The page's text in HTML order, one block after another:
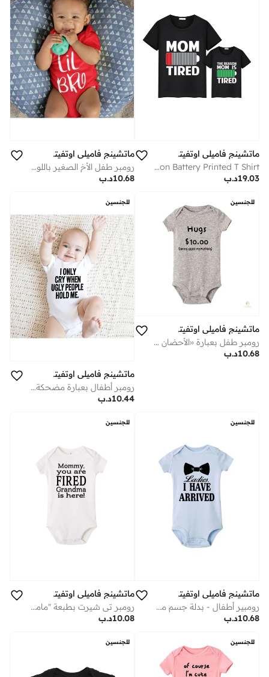
ماتشينج فاميلي اوتفيتس
Mother Son Battery Printed T Shirt
د.ب19.03
ماتشينج فاميلي اوتفيتس
رومبر طفل الأخ الصغير باللون الأحمر – بدلة رضّع مضحكة بطباعة «الأخ الصغير»، مصنوعة من قطن ناعم بأكمام قصيرة لحديثي الولادة، زي كاجوال لطيف للأطفال الأولاد، هدية جميلة لحفلات استقبال المولود ومناسبة للارتداء اليومي (أحمر)
د.ب10.68
للجنسين
ماتشينج فاميلي اوتفيتس
رومبر طفل بعبارة «الأحضان 10.00 دولارات» – بدلة رضّع مضحكة بعبارة مرِحة، زي مطبوع لطيف لحديثي الولادة، مصنوع من قطن ناعم بأكمام قصيرة، مناسب للأولاد والبنات، هدية ممتعة لحفلات استقبال المولود واللحظات العائلية المرِحة (رمادي)
د.ب10.68
للجنسين
ماتشينج فاميلي اوتفيتس
رومبر أطفال بعبارة مضحكة «أنا أبكي فقط عندما يحملني الناس»، بدلة أطفال قطنية ناعمة بأكمام قصيرة لحديثي الولادة، تصميم موحّد للأولاد والبنات، جامبسوت أطفال بروح مرحة وفكاهية، هدية مميزة للأطفال (أبيض)
د.ب10.44
للجنسين
ماتشينج فاميلي اوتفيتس
رومبير أطفال - بدلة جسم مطبوعة بعبارة "لقد وصلت" | جمبسوت قطني ناعم ومرح للأولاد حديثي الولادة
د.ب10.68
للجنسين
ماتشينج فاميلي اوتفيتس
رومبر تي شيرت بطبعة "ماما لقد تم فصلك، جدتي هنا"
د.ب10.08
للجنسين للجنسين